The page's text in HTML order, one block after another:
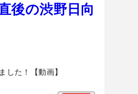
後の渋野日向
した！【動画】